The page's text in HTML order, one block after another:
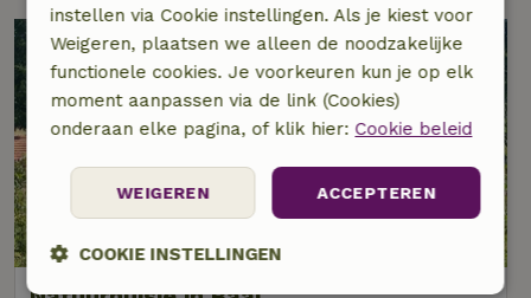
instellen via Cookie instellingen. Als je kiest voor
Weigeren, plaatsen we alleen de noodzakelijke
functionele cookies. Je voorkeuren kun je op elk
moment aanpassen via de link (Cookies)
onderaan elke pagina, of klik hier: Cookie beleid
ACCEPTEREN
WEIGEREN
COOKIE INSTELLINGEN